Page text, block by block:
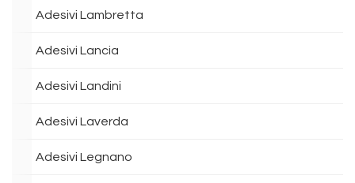
Adesivi Lambretta
Adesivi Lancia
Adesivi Landini
Adesivi Laverda
Adesivi Legnano